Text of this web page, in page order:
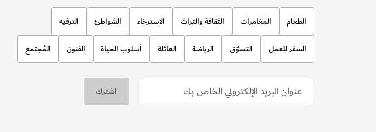
الطعام المغامرات الثقافة والتراث الاسترخاء الشواطئ الترفيه
السفر للعمل التسوّق الرياضة العائلة أسلوب الحياة الفنون المُجتمع